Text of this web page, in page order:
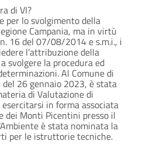
di VI?
per lo svolgimento della
Campania, ma in virtù
16 del 07/08/2014 e s.m.i., i
l’attribuzione della
svolgere la procedura ed
Al Comune di
del 26 gennaio 2023, è stata
di Valutazione di
in forma associata
dei Monti Picentini presso il
è stata nominata la
per le istruttorie tecniche.